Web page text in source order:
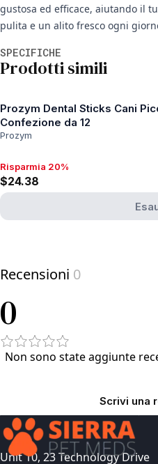
gustosa ed efficace, aiutando il
pulita e un alito fresco ogni
SPECIFICHE
Prodotti simili
Prozym Dental Sticks Cani
Confezione da 12
Prozym
Risparmia 20%, $24.38
Risparmia 20%
$24.38
Recensioni 0
0
Non sono state aggiunte
Scrivi una
Unit 10, 23 Technology Drive